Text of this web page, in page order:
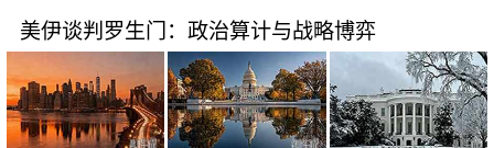
美伊谈判罗生门：政治算计与战略博弈